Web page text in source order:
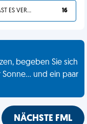
DU HAST ES VERDIENT 16
begeben Sie sich
und ein paar
NÄCHSTE FML